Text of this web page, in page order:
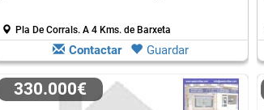
Pla De Corrals. A 4 Kms. de Barxeta
Contactar Guardar
330.000€